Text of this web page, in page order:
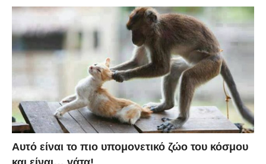
Αυτό είναι το πιο υπομονετικό ζώο του κόσμου